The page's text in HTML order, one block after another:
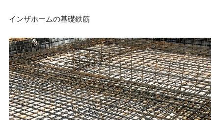
インザホームの基礎鉄筋